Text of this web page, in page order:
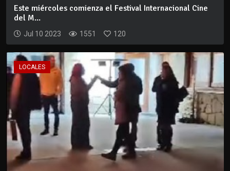
Este miércoles comienza el Festival Internacional Cine
del M...
Jul 10 2023 1551 120
LOCALES